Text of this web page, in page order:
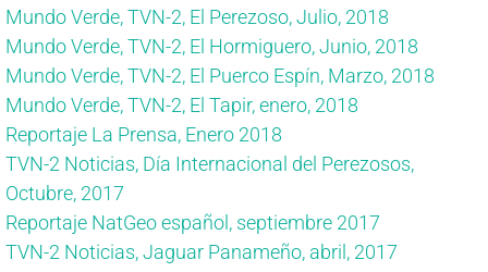
Mundo Verde, TVN-2, El Perezoso, Julio, 2018
Mundo Verde, TVN-2, El Hormiguero, Junio, 2018
Mundo Verde, TVN-2, El Puerco Espín, Marzo, 2018
Mundo Verde, TVN-2, El Tapir, enero, 2018
Reportaje La Prensa, Enero 2018
TVN-2 Noticias, Día Internacional del Perezosos,
Octubre, 2017
Reportaje NatGeo español, septiembre 2017
TVN-2 Noticias, Jaguar Panameño, abril, 2017